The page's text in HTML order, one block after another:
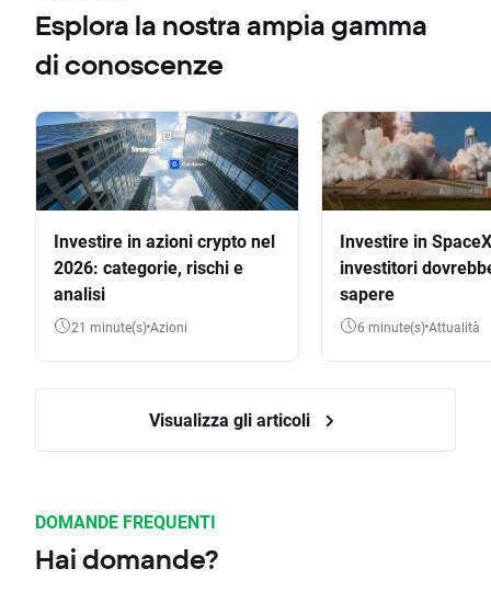
Esplora la nostra ampia gamma
di conoscenze
Investire in azioni crypto nel
2026: categorie, rischi e
analisi
21 minute(s) Azioni
Investire in
investitori
sapere
6 minute(s) Attualità
Visualizza gli articoli
DOMANDE FREQUENTI
Hai domande?